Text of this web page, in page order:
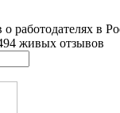
работодателях в
живых отзывов